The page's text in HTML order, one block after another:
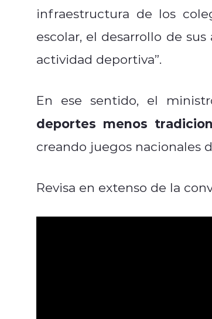
infraestructura de los
escolar, el desarrollo de
actividad deportiva”.
En ese sentido, el
deportes menos
creando juegos nacionales
Revisa en extenso de la